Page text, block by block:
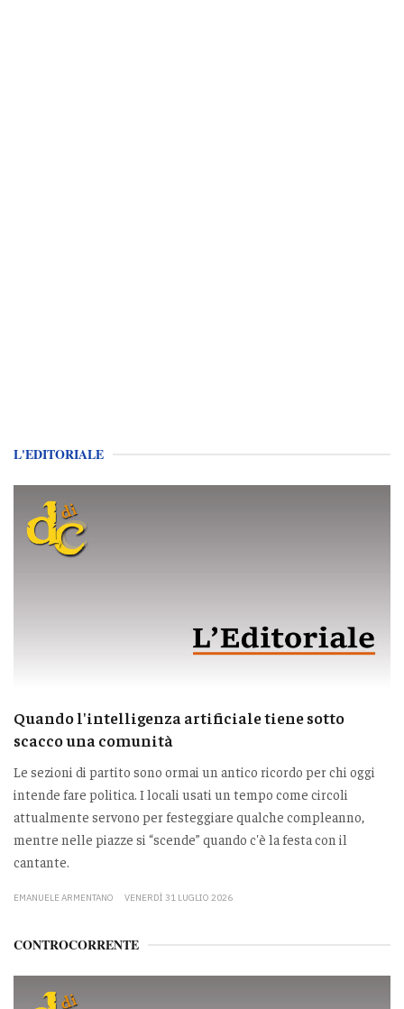
L'EDITORIALE
Quando l'intelligenza artificiale tiene sotto
scacco una comunità
Le sezioni di partito sono ormai un antico ricordo per chi oggi
intende fare politica. I locali usati un tempo come circoli
attualmente servono per festeggiare qualche compleanno,
mentre nelle piazze si “scende” quando c'è la festa con il
cantante.
EMANUELE ARMENTANO VENERDÌ 31 LUGLIO 2026
CONTROCORRENTE